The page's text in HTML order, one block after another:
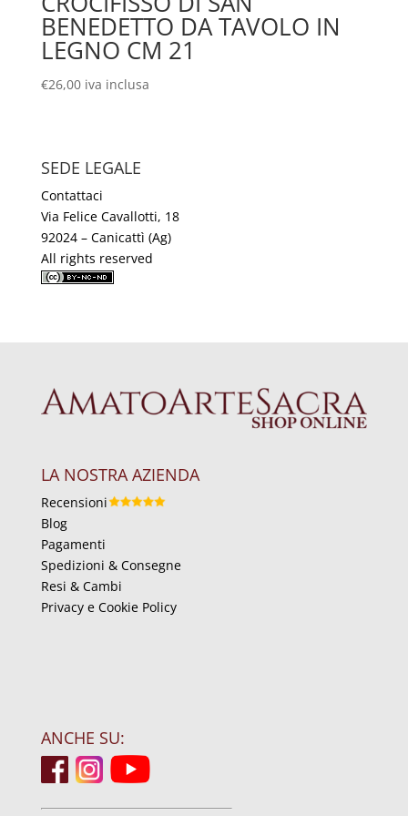
BENEDETTO DA TAVOLO IN
LEGNO CM 21
€26,00 iva inclusa
SEDE LEGALE
Contattaci
Via Felice Cavallotti, 18
92024 – Canicattì (Ag)
All rights reserved
LA NOSTRA AZIENDA
Recensioni
Blog
Pagamenti
Spedizioni & Consegne
Resi & Cambi
Privacy e Cookie Policy
ANCHE SU: